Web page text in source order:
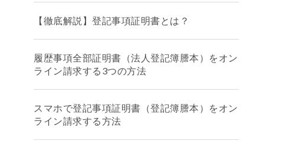
【徹底解説】登記事項証明書とは？
履歴事項全部証明書（法人登記簿謄本）をオン
ライン請求する3つの方法
スマホで登記事項証明書（登記簿謄本）をオン
ライン請求する方法